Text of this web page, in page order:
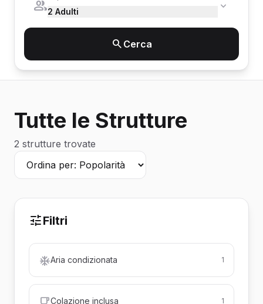
2 Adulti
Cerca
Tutte le Strutture
2 strutture trovate
Filtri
Aria condizionata 1
Colazione inclusa 1